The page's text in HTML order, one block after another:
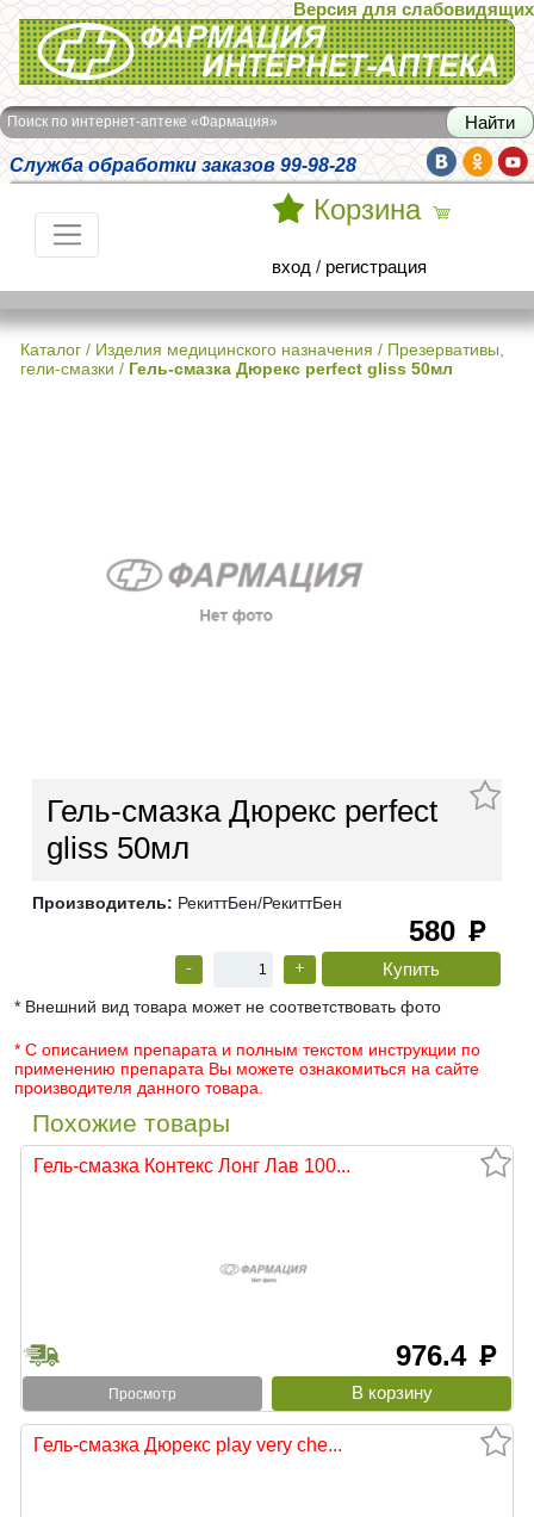
Интернет-аптека Фармация
Версия для слабовидящих
Поиск по интернет-аптеке «Фармация»
Служба обработки заказов 99-98-28
Корзина
вход / регистрация
Каталог / Изделия медицинского назначения / Презервативы,
гели-смазки / Гель-смазка Дюрекс perfect gliss 50мл
Гель-смазка Дюрекс perfect
gliss 50мл
Производитель: РекиттБен/РекиттБен
580 руб
- +
* Внешний вид товара может не соответствовать фото
* С описанием препарата и полным текстом инструкции по
применению препарата Вы можете ознакомиться на сайте
производителя данного товара.
Похожие товары
Гель-смазка Контекс Лонг Лав 100...
976.4 руб
Просмотр
Гель-смазка Дюрекс play very che...